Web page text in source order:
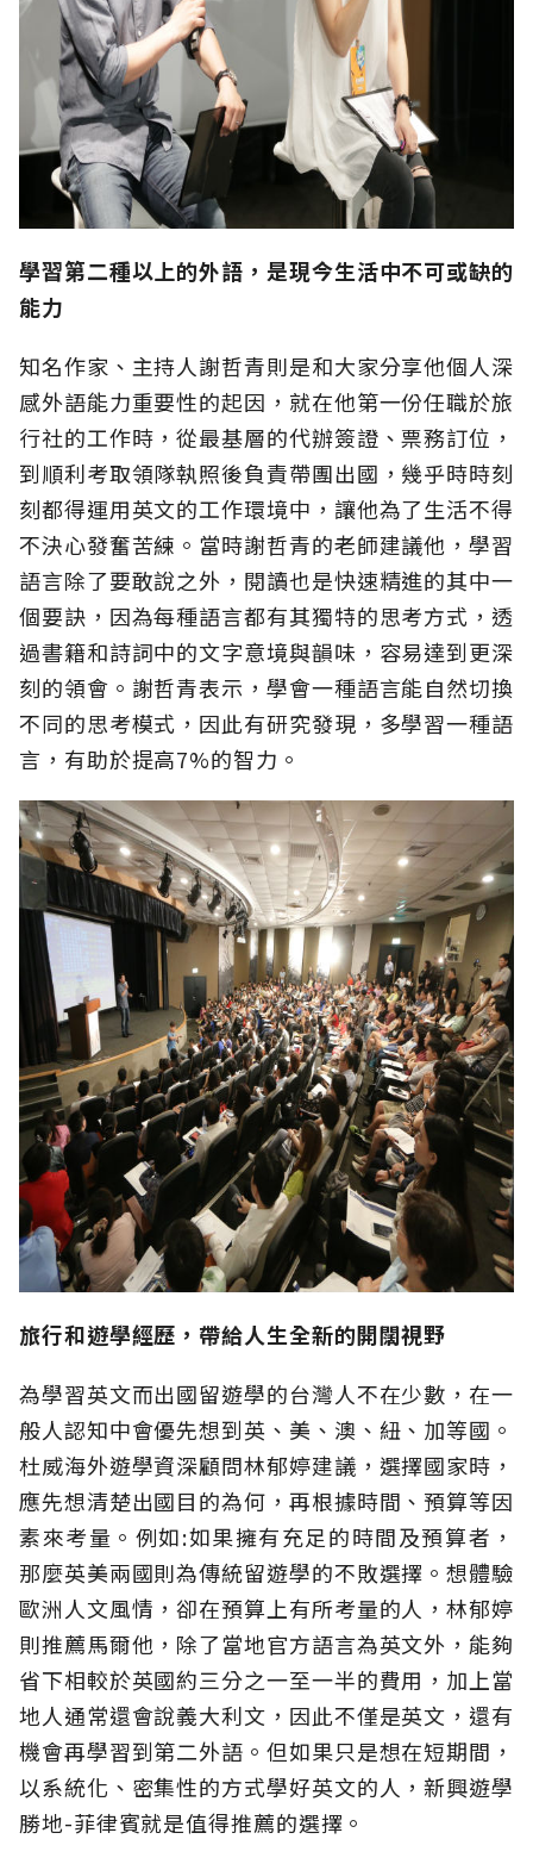
學習第二種以上的外語，是現今生活中不可或缺的
能力
知名作家、主持人謝哲青則是和大家分享他個人深
感外語能力重要性的起因，就在他第一份任職於旅
行社的工作時，從最基層的代辦簽證、票務訂位，
到順利考取領隊執照後負責帶團出國，幾乎時時刻
刻都得運用英文的工作環境中，讓他為了生活不得
不決心發奮苦練。當時謝哲青的老師建議他，學習
語言除了要敢說之外，閱讀也是快速精進的其中一
個要訣，因為每種語言都有其獨特的思考方式，透
過書籍和詩詞中的文字意境與韻味，容易達到更深
刻的領會。謝哲青表示，學會一種語言能自然切換
不同的思考模式，因此有研究發現，多學習一種語
言，有助於提高7%的智力。
旅行和遊學經歷，帶給人生全新的開闊視野
為學習英文而出國留遊學的台灣人不在少數，在一
般人認知中會優先想到英、美、澳、紐、加等國。
杜威海外遊學資深顧問林郁婷建議，選擇國家時，
應先想清楚出國目的為何，再根據時間、預算等因
素來考量。例如:如果擁有充足的時間及預算者，
那麼英美兩國則為傳統留遊學的不敗選擇。想體驗
歐洲人文風情，卻在預算上有所考量的人，林郁婷
則推薦馬爾他，除了當地官方語言為英文外，能夠
省下相較於英國約三分之一至一半的費用，加上當
地人通常還會說義大利文，因此不僅是英文，還有
機會再學習到第二外語。但如果只是想在短期間，
以系統化、密集性的方式學好英文的人，新興遊學
勝地-菲律賓就是值得推薦的選擇。